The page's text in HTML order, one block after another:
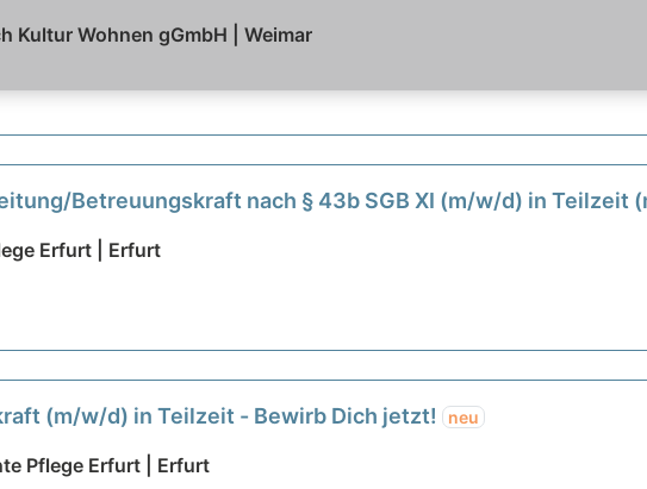
Kultur Wohnen gGmbH | Weimar
Betreuungskraft nach § 43b SGB XI (m/w/d) in Teilzeit
Erfurt | Erfurt
(m/w/d) in Teilzeit - Bewirb Dich jetzt! neu
Pflege Erfurt | Erfurt